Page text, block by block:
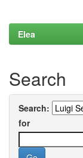
Elea
Search
Search:
for